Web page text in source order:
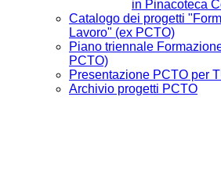
in Pinacoteca
Catalogo dei progetti
Lavoro" (ex PCTO)
Piano triennale
PCTO)
Presentazione PCTO per
Archivio progetti PCTO